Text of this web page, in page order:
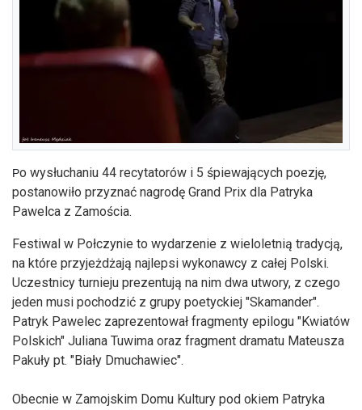
Po wysłuchaniu 44 recytatorów i 5 śpiewających poezję,
postanowiło przyznać nagrodę Grand Prix dla Patryka
Pawelca z Zamościa.
Festiwal w Połczynie to wydarzenie z wieloletnią tradycją,
na które przyjeżdżają najlepsi wykonawcy z całej Polski.
Uczestnicy turnieju prezentują na nim dwa utwory, z czego
jeden musi pochodzić z grupy poetyckiej "Skamander".
Patryk Pawelec zaprezentował fragmenty epilogu "Kwiatów
Polskich" Juliana Tuwima oraz fragment dramatu Mateusza
Pakuły pt. "Biały Dmuchawiec".
Obecnie w Zamojskim Domu Kultury pod okiem Patryka